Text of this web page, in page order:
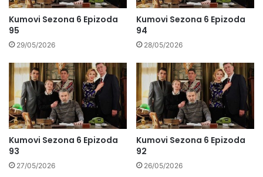
Kumovi Sezona 6 Epizoda
95
29/05/2026
Kumovi Sezona 6 Epizoda
94
28/05/2026
Kumovi Sezona 6 Epizoda
93
27/05/2026
Kumovi Sezona 6 Epizoda
92
26/05/2026